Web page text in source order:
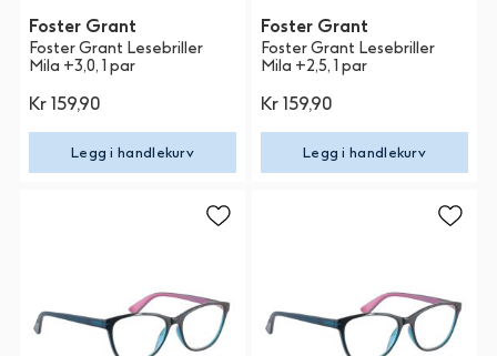
Foster Grant
Foster Grant Lesebriller
Mila +3,0, 1 par
Kr 159,90
Legg i handlekurv
Foster Grant
Foster Grant Lesebriller
Mila +2,5, 1 par
Kr 159,90
Legg i handlekurv